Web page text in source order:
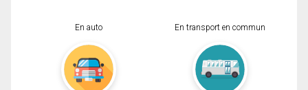
En auto En transport en commun